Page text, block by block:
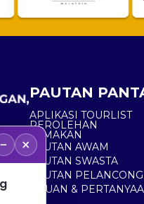
PAUTAN
APLIKASI TOURLIST
PEROLEHAN
SEMAKAN
PAUTAN AWAM
PAUTAN SWASTA
PAUTAN PELANCONG
ADUAN &
− ×